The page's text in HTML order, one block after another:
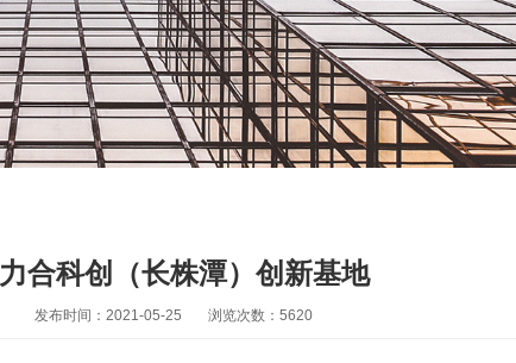
力合科创（长株潭）创新基地
发布时间：2021-05-25 浏览次数： 5620